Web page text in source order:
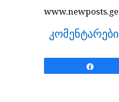
www.newposts.ge
კომენტარები